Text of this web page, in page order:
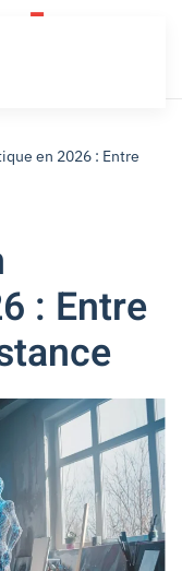
en 2026 : Entre
: Entre